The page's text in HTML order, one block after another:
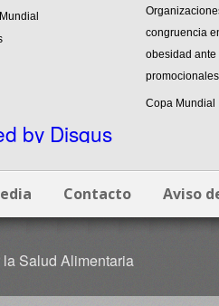
congruencia
obesidad
Copa Mundial
by Disqus
Contacto Aviso
Salud Alimentaria